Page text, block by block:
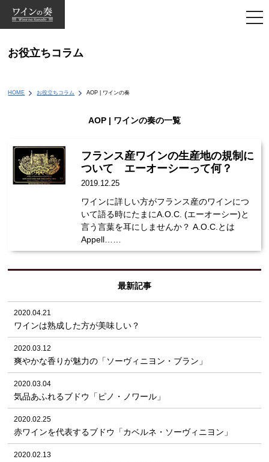
お役立ちコラム
HOME お役立ちコラム AOP | ワインの奏
AOP | ワインの奏の一覧
フランス産ワインの生産地の規制に
ついて エーオーシーって何？
2019.12.25
ワインに詳しい方がフランス産のワインにつ
いて語る時にたまにA.O.C. (エーオーシー)と
言う言葉を耳にしませんか？ A.O.C.とは
Appell……
最新記事
2020.04.21
ワインは熟成した方が美味しい？
2020.03.12
爽やかな香りが魅力の「ソーヴィニヨン・ブラン」
2020.03.04
気品あふれるブドウ「ピノ・ノワール」
2020.02.25
赤ワインを代表するブドウ「カベルネ・ソーヴィニヨン」
2020.02.13